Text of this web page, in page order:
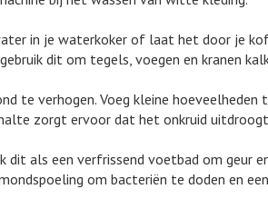
in je waterkoker of laat het door je
dit om tegels, voegen en kranen
te verhogen. Voeg kleine
zorgt ervoor dat het onkruid
als een verfrissend voetbad om geur
om bacteriën te doden en